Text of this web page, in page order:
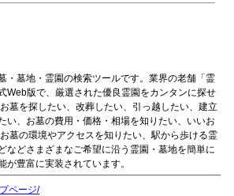
・墓地・霊園の検索ツールです。業界の老舗「霊
Web版で、厳選された優良霊園をカンタンに探せ
墓を探したい、改葬したい、引っ越したい、建立
い、お墓の費用・価格・相場を知りたい、いいお
墓の環境やアクセスを知りたい、駅から歩ける霊
などさまざまなご希望に沿う霊園・墓地を簡単に
が豊富に実装されています。
ページ